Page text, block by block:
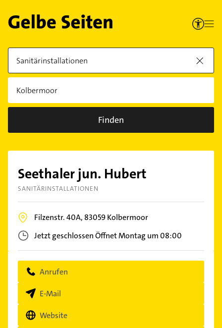
Finden
Seethaler jun. Hubert
SANITÄRINSTALLATIONEN
Filzenstr. 40A, 83059Kolbermoor
Jetzt geschlossenÖffnet Montag um 08:00
Anrufen
E-Mail
Website